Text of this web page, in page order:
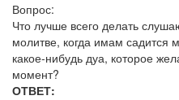
Вопрос:
Что лучше всего делать
молитве, когда имам садится
какое-нибудь дуа, которое
момент?
ОТВЕТ: